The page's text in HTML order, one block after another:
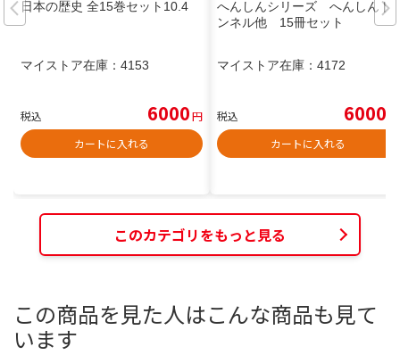
日本の歴史 全15巻セット10.4
マイストア在庫： 4153
税込 6000円
カートに入れる
へんしんシリーズ へんしんト
ンネル他 15冊セット
マイストア在庫： 4172
税込 6000
カートに入れる
このカテゴリをもっと見る
この商品を見た人はこんな商品も見て
います